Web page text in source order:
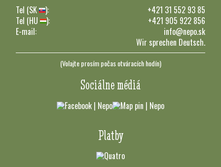
Tel (SK
):
+421 31 552 93 85
Tel (HU
):
+421 905 922 856
E-mail:
info@nepo.sk
Wir sprechen Deutsch.
(Volajte prosím počas otváracích hodín)
Sociálne médiá
Platby